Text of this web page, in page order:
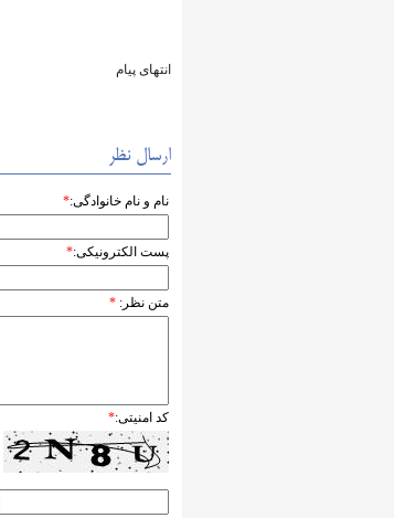
انتهای پیام
ارسال نظر
نام و نام خانوادگی:*
پست الکترونیکی:*
متن نظر: *
کد امنیتی:*